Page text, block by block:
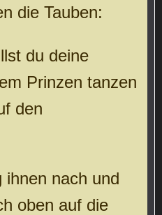
die Tauben:
du deine
Prinzen tanzen
den
ihnen nach und
oben auf die